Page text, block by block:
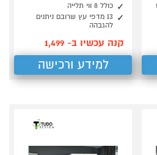
כולל 8 ווי תלייה
13 מדפי עץ שרובם ניתנים
להגבהה
קנה עכשיו ב- 1,499
למידע ורכישה